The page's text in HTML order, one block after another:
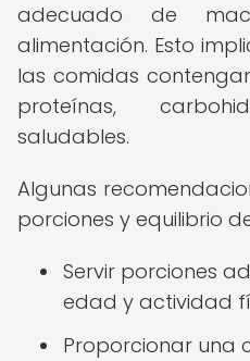
adecuado de
alimentación. Esto
las comidas
proteínas,
saludables.
Algunas
porciones y equilibrio
Servir porciones
edad y actividad
Proporcionar una